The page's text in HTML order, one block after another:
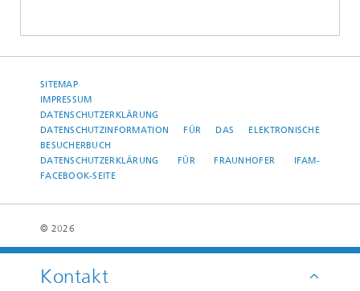
Kontakt
SITEMAP
IMPRESSUM
DATENSCHUTZERKLÄRUNG
DATENSCHUTZINFORMATION FÜR DAS ELEKTRONISCHE
BESUCHERBUCH
DATENSCHUTZERKLÄRUNG FÜR FRAUNHOFER IFAM-
FACEBOOK-SEITE
© 2026